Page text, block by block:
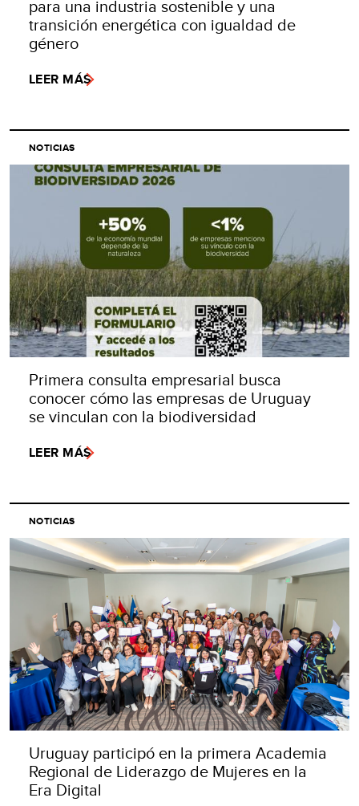
para una industria sostenible y una
transición energética con igualdad de
género
LEER MÁS
NOTICIAS
Primera consulta empresarial busca
conocer cómo las empresas de Uruguay
se vinculan con la biodiversidad
LEER MÁS
NOTICIAS
Uruguay participó en la primera Academia
Regional de Liderazgo de Mujeres en la
Era Digital